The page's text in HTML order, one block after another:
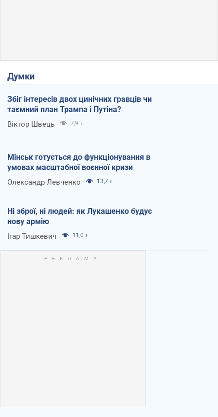
Думки
Збіг інтересів двох цинічних гравців чи
таємний план Трампа і Путіна?
Віктор Швець 7,9 т.
Мінськ готується до функціонування в
умовах масштабної воєнної кризи
Олександр Левченко 13,7 т.
Ні зброї, ні людей: як Лукашенко будує
нову армію
Ігар Тишкевич 11,0 т.